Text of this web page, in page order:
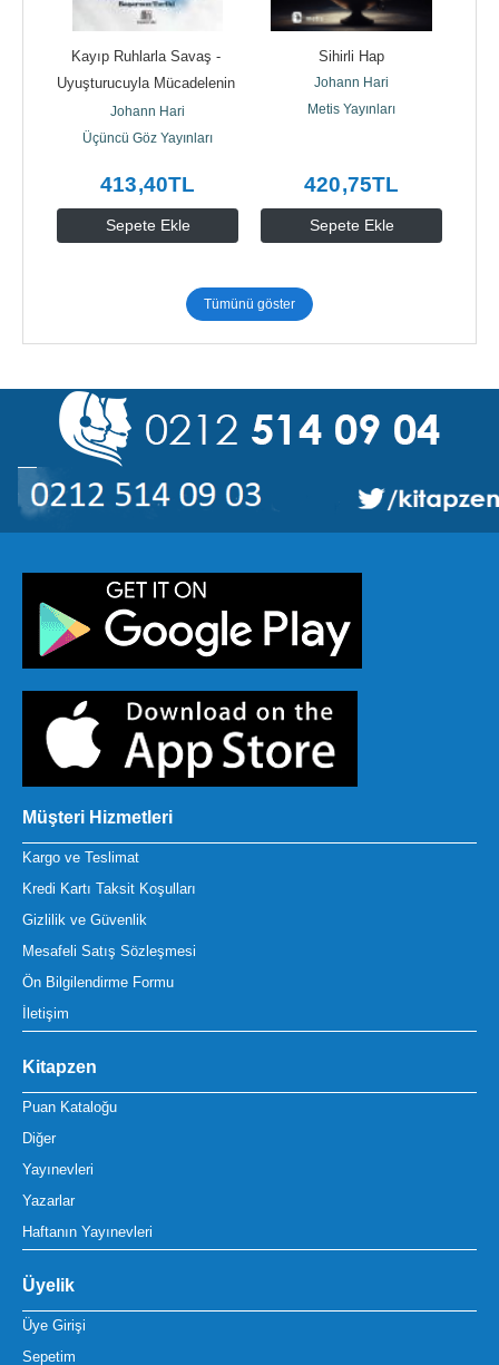
Sepete Ekle
Kayıp Ruhlarla Savaş -
Uyuşturucuyla Mücadelenin
Başarısız Tarihi
Johann Hari
Üçüncü Göz Yayınları
413,40TL
Sepete Ekle
Sihirli Hap
Johann Hari
Metis Yayınları
420,75TL
Tümünü göster
Müşteri Hizmetleri
Kargo ve Teslimat
Kredi Kartı Taksit Koşulları
Gizlilik ve Güvenlik
Mesafeli Satış Sözleşmesi
Ön Bilgilendirme Formu
İletişim
Kitapzen
Puan Kataloğu
Diğer
Yayınevleri
Yazarlar
Haftanın Yayınevleri
Üyelik
Üye Girişi
Sepetim